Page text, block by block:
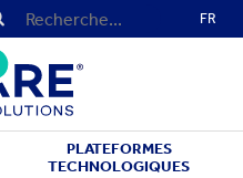
FR
PLATEFORMES
TECHNOLOGIQUES